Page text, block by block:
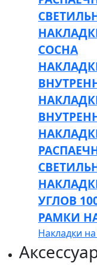
СОСНА
УГЛОВ
РАМКИ
Накладки